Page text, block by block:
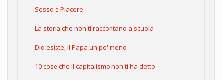
Sesso e Piacere
La storia che non ti raccontano a scuola
Dio esiste, il Papa un po' meno
10 cose che il capitalismo non ti ha detto